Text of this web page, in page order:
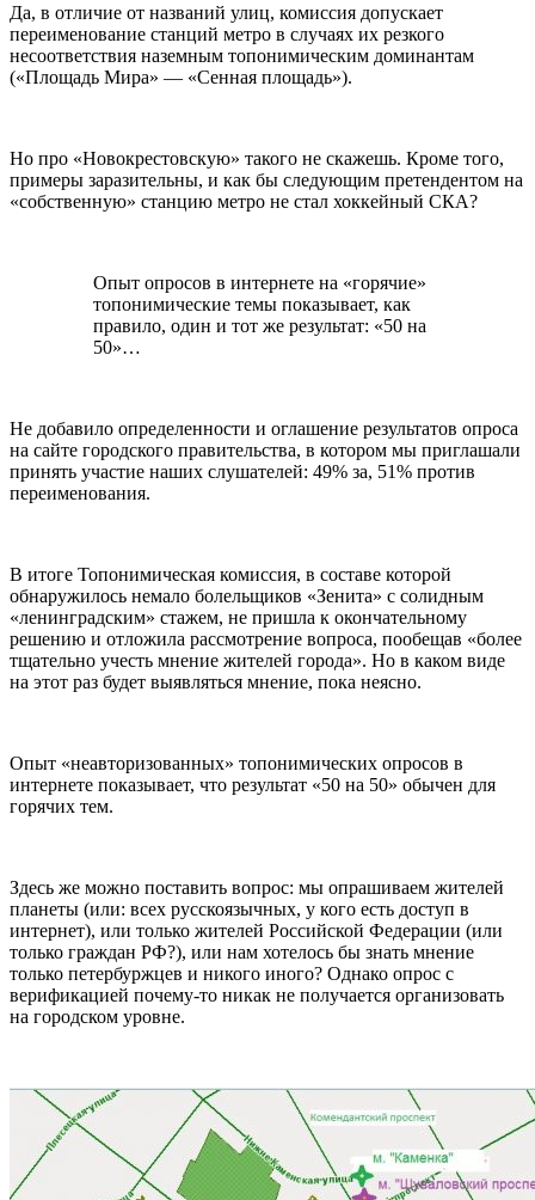
Да, в отличие от названий улиц, комиссия допускает
переименование станций метро в случаях их резкого
несоответствия наземным топонимическим доминантам
(«Площадь Мира» — «Сенная площадь»).
Но про «Новокрестовскую» такого не скажешь. Кроме того,
примеры заразительны, и как бы следующим претендентом на
«собственную» станцию метро не стал хоккейный СКА?
Опыт опросов в интернете на «горячие»
топонимические темы показывает, как
правило, один и тот же результат: «50 на
50»…
Не добавило определенности и оглашение результатов опроса
на сайте городского правительства, в котором мы приглашали
принять участие наших слушателей: 49% за, 51% против
переименования.
В итоге Топонимическая комиссия, в составе которой
обнаружилось немало болельщиков «Зенита» с солидным
«ленинградским» стажем, не пришла к окончательному
решению и отложила рассмотрение вопроса, пообещав «более
тщательно учесть мнение жителей города». Но в каком виде
на этот раз будет выявляться мнение, пока неясно.
Опыт «неавторизованных» топонимических опросов в
интернете показывает, что результат «50 на 50» обычен для
горячих тем.
Здесь же можно поставить вопрос: мы опрашиваем жителей
планеты (или: всех русскоязычных, у кого есть доступ в
интернет), или только жителей Российской Федерации (или
только граждан РФ?), или нам хотелось бы знать мнение
только петербуржцев и никого иного? Однако опрос с
верификацией почему-то никак не получается организовать
на городском уровне.